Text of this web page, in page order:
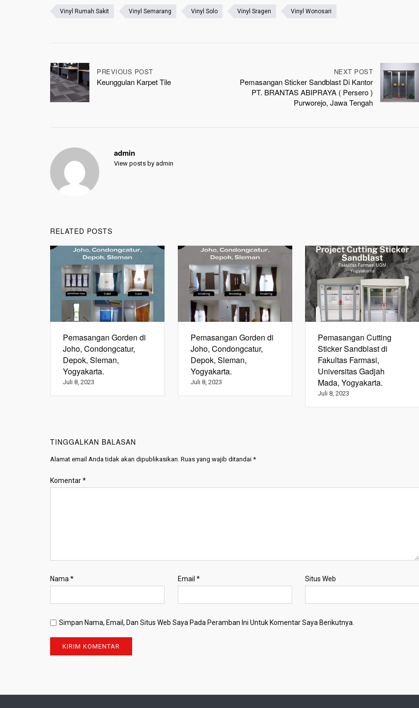
Vinyl Rumah Sakit Vinyl Semarang Vinyl Solo Vinyl Sragen Vinyl Wonosari
Post
navigation
PREVIOUS POST
Keunggulan Karpet Tile
NEXT POST
Pemasangan Sticker Sandblast Di Kantor
PT. BRANTAS ABIPRAYA ( Persero )
Purworejo, Jawa Tengah
admin
View posts by admin
RELATED POSTS
Pemasangan Gorden di
Joho, Condongcatur,
Depok, Sleman,
Yogyakarta.
Juli 8, 2023
Pemasangan Gorden di
Joho, Condongcatur,
Depok, Sleman,
Yogyakarta.
Juli 8, 2023
Pemasangan Cutting
Sticker Sandblast di
Fakultas Farmasi,
Universitas Gadjah
Mada, Yogyakarta.
Juli 8, 2023
TINGGALKAN BALASAN
Alamat email Anda tidak akan dipublikasikan. Ruas yang wajib ditandai *
Komentar*
Nama* Email * Situs Web
Simpan Nama, Email, Dan Situs Web Saya Pada Peramban Ini Untuk Komentar Saya Berikutnya.